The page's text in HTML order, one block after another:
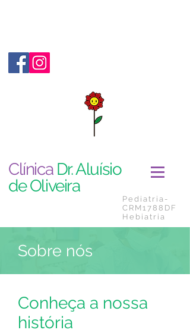
Clínica Dr. Aluísio
de Oliveira
Pediatria-
CRM1788DF
Hebiatria
Sobre nós
Conheça a nossa
história